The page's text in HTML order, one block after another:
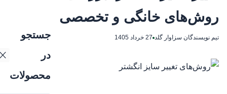
جستجو
در
محصولات
روش‌های خانگی و تخصصی
تیم نویسندگان سزاوار گلد 27 خرداد 1405